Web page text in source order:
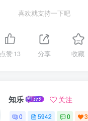
喜欢就支持一下吧
点赞13 分享 收藏
知乐 关注
0 5942 0 3